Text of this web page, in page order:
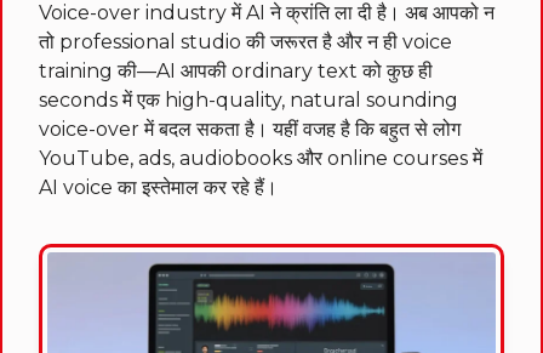
Voice-over industry में AI ने क्रांति ला दी है। अब आपको न
तो professional studio की जरूरत है और न ही voice
training की—AI आपकी ordinary text को कुछ ही
seconds में एक high-quality, natural sounding
voice-over में बदल सकता है। यहीं वजह है कि बहुत से लोग
YouTube, ads, audiobooks और online courses में
AI voice का इस्तेमाल कर रहे हैं।